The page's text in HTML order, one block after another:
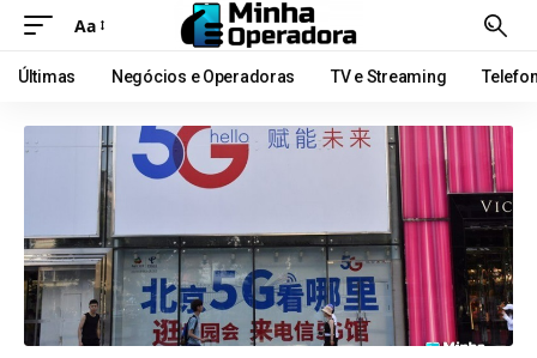
Aa
Últimas Negócios e Operadoras TV e Streaming